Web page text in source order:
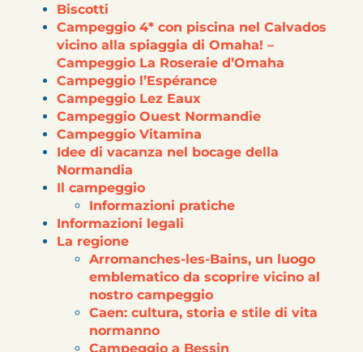
Biscotti
Campeggio 4* con piscina nel Calvados
vicino alla spiaggia di Omaha! –
Campeggio La Roseraie d’Omaha
Campeggio l’Espérance
Campeggio Lez Eaux
Campeggio Ouest Normandie
Campeggio Vitamina
Idee di vacanza nel bocage della
Normandia
Il campeggio
Informazioni pratiche
Informazioni legali
La regione
Arromanches-les-Bains, un luogo
emblematico da scoprire vicino al
nostro campeggio
Caen: cultura, storia e stile di vita
normanno
Campeggio a Bessin